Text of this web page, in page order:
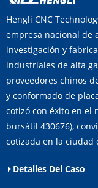
Hengli CNC
empresa nacional de
investigación y
industriales de alta
proveedores chinos
y conformado de
cotizó con éxito en el
bursátil 430676),
cotizada en la ciudad
Detalles Del Caso